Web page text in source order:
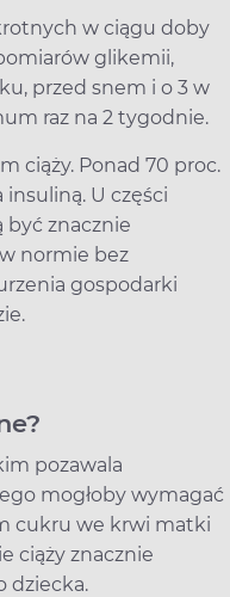
w ciągu doby
glikemii,
przed snem i o 3 w
raz na 2 tygodnie.
ciąży. Ponad 70 proc.
U części
być znacznie
normie bez
gospodarki
pozawala
mogłoby wymagać
cukru we krwi matki
ciąży znacznie
dziecka.